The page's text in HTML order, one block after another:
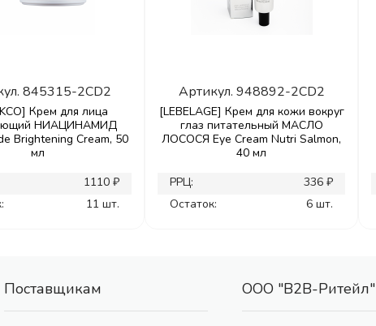
845315-2CD2
Крем для лица
НИАЦИНАМИД
Brightening Cream, 50
мл
1110 ₽
11 шт.
Артикул. 948892-2CD2
[LEBELAGE] Крем для кожи вокруг
глаз питательный МАСЛО
ЛОСОСЯ Eye Cream Nutri Salmon,
40 мл
РРЦ:
336 ₽
Остаток:
6 шт.
Поставщикам ООО "В2В-Ритейл"